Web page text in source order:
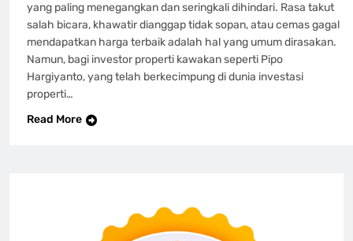
yang paling menegangkan dan seringkali dihindari. Rasa takut
salah bicara, khawatir dianggap tidak sopan, atau cemas gagal
mendapatkan harga terbaik adalah hal yang umum dirasakan.
Namun, bagi investor properti kawakan seperti Pipo
Hargiyanto, yang telah berkecimpung di dunia investasi
properti…
Read More